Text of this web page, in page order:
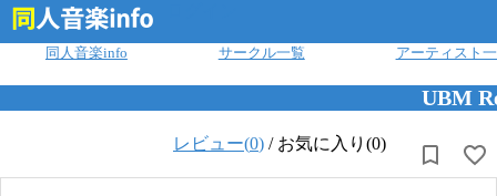
同人音楽info サークル一覧 アーティスト
UBM
レビュー(0) / お気に入り(0)